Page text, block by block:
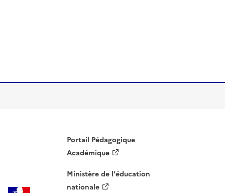
Portail Pédagogique
Académique
Ministère de l'éducation
nationale